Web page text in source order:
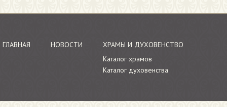
ГЛАВНАЯ НОВОСТИ
ХРАМЫ И ДУХОВЕНСТВО
Каталог храмов
Каталог духовенства